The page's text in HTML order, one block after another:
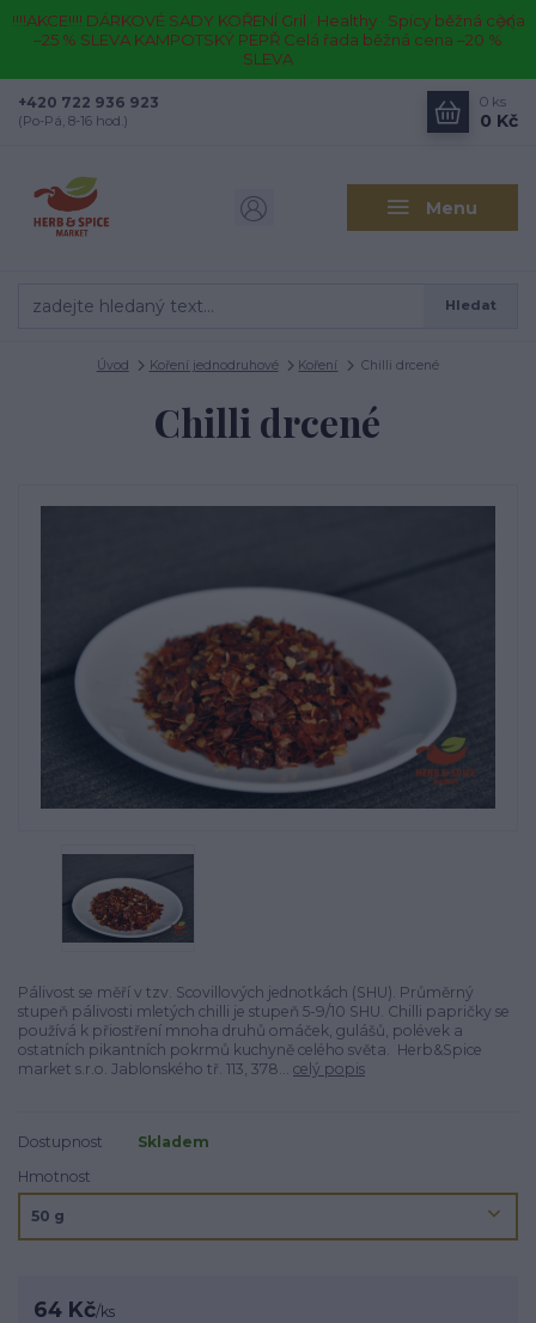
!!!!AKCE!!!! DÁRKOVÉ SADY KOŘENÍ Gril · Healthy · Spicy běžná cena
–25 % SLEVA KAMPOTSKÝ PEPŘ Celá řada běžná cena –20 %
SLEVA
Menu
Hledat
+420 722 936 923
(Po-Pá, 8-16 hod.)
0 ks
0 Kč
Úvod Koření jednodruhové Koření Chilli drcené
Chilli drcené
Pálivost se měří v tzv. Scovillových jednotkách (SHU). Průměrný
stupeň pálivosti mletých chilli je stupeň 5-9/10 SHU. Chilli papričky se
používá k přiostření mnoha druhů omáček, gulášů, polévek a
ostatních pikantních pokrmů kuchyně celého světa. Herb&Spice
market s.r.o. Jablonského tř. 113, 378... celý popis
Dostupnost
Skladem
Hmotnost
64 Kč/ks